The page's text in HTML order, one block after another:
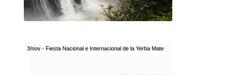
3/nov - Fiesta Nacional e Internacional de la Yerba Mate